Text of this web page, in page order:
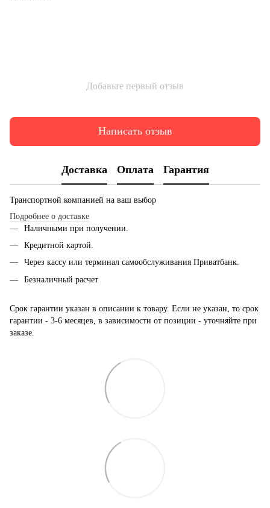
Добавьте первый отзыв
Написать отзыв
Доставка Оплата Гарантия
Транспортной компанией на ваш выбор
Подробнее о доставке
Наличными при получении.
Кредитной картой.
Через кассу или терминал самообслуживания Приватбанк.
Безналичный расчет
Срок гарантии указан в описании к товару. Если не указан, то срок
гарантии - 3-6 месяцев, в зависимости от позиции - уточняйте при
заказе.